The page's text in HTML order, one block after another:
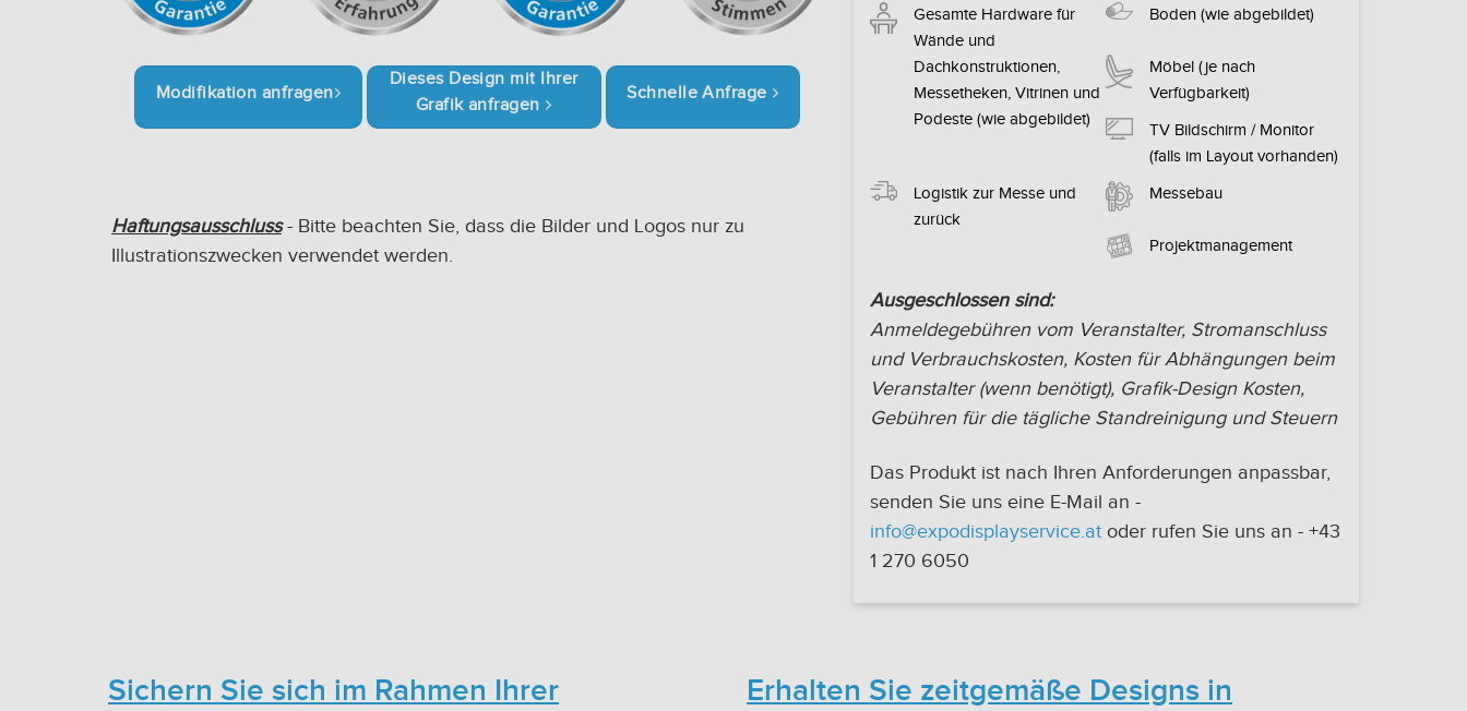
Modifikation anfragen
Dieses Design mit Ihrer
Grafik anfragen
Schnelle Anfrage
Haftungsausschluss- Bitte beachten Sie, dass die Bilder und Logos nur zu
Illustrationszwecken verwendet werden.
Gesamte Hardware für
Wände und
Dachkonstruktionen,
Messetheken, Vitrinen und
Podeste (wie abgebildet)
Boden (wie abgebildet)
Möbel (je nach
Verfügbarkeit)
TV Bildschirm / Monitor
(falls im Layout vorhanden)
Logistik zur Messe und
zurück
Messebau
Projektmanagement
Ausgeschlossen sind:
Anmeldegebühren vom Veranstalter, Stromanschluss
und Verbrauchskosten, Kosten für Abhängungen beim
Veranstalter (wenn benötigt), Grafik-Design Kosten,
Gebühren für die tägliche Standreinigung und Steuern
Das Produkt ist nach Ihren Anforderungen anpassbar,
senden Sie uns eine E-Mail an -
info@expodisplayservice.atoder rufen Sie uns an - +43
1 270 6050
Sichern Sie sich im Rahmen Ihrer
Erhalten Sie zeitgemäße Designs in